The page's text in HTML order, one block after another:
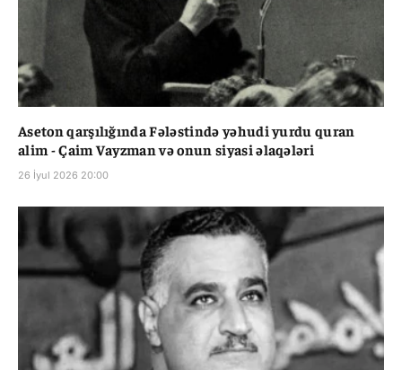
Aseton qarşılığında Fələstində yəhudi yurdu quran
alim - Çaim Vayzman və onun siyasi əlaqələri
26 İyul 2026 20:00